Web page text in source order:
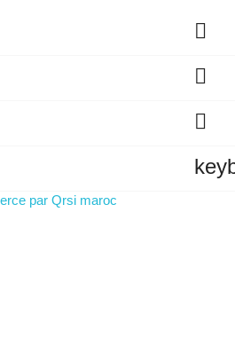



par Qrsi maroc